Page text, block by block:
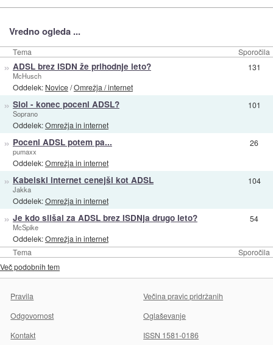
Vredno ogleda ...
Tema Sporočila
Tema Sporočila
» ADSL brez ISDN že prihodnje leto?
McHusch
Oddelek: Novice/Omrežja / internet
131
» Siol - konec poceni ADSL?
Soprano
Oddelek:Omrežja in internet
101
» Poceni ADSL potem pa...
pumaxx
Oddelek:Omrežja in internet
26
» Kabelski internet cenejši kot ADSL
Jakka
Oddelek:Omrežja in internet
104
» Je kdo slišal za ADSL brez ISDNja drugo leto?
McSpike
Oddelek:Omrežja in internet
54
Več podobnih tem
Pravila
Večina pravic pridržanih
Odgovornost
Oglaševanje
Kontakt
ISSN 1581-0186